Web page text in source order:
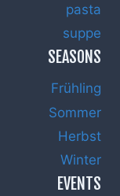
pasta
suppe
SEASONS
Frühling
Sommer
Herbst
Winter
EVENTS